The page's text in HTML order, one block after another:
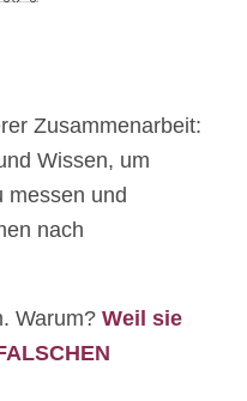
Zusammenarbeit:
Wissen, um
messen und
nach
Warum? Weil sie